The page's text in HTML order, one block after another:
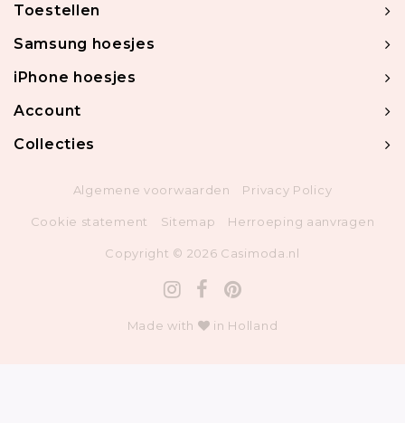
Toestellen
Samsung hoesjes
iPhone hoesjes
Account
Collecties
Algemene voorwaarden Privacy Policy
Cookie statement Sitemap Herroeping aanvragen
Copyright © 2026 Casimoda.nl
Made with in Holland